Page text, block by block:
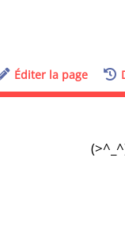
Éditer la page